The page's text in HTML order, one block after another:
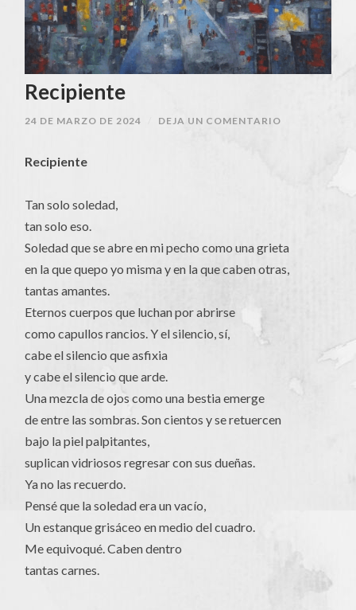
Recipiente
24 DE MARZO DE 2024 DEJA UN COMENTARIO
Recipiente
Tan solo soledad,
tan solo eso.
Soledad que se abre en mi pecho como una grieta
en la que quepo yo misma y en la que caben otras,
tantas amantes.
Eternos cuerpos que luchan por abrirse
como capullos rancios. Y el silencio, sí,
cabe el silencio que asfixia
y cabe el silencio que arde.
Una mezcla de ojos como una bestia emerge
de entre las sombras. Son cientos y se retuercen
bajo la piel palpitantes,
suplican vidriosos regresar con sus dueñas.
Ya no las recuerdo.
Pensé que la soledad era un vacío,
Un estanque grisáceo en medio del cuadro.
Me equivoqué. Caben dentro
tantas carnes.